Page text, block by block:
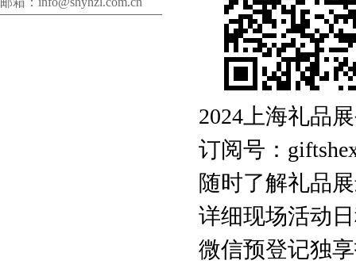
2024上海礼品
订阅号：
随时了解礼品
详细现场活动
微信预登记独